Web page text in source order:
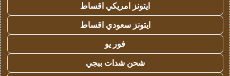
ايتونز امريكي اقساط
ايتونز سعودي اقساط
فور يو
شحن شدات ببجي